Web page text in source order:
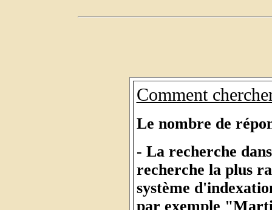
Comment
Le nombre de
- La recherche
recherche la plus
système
par exemple